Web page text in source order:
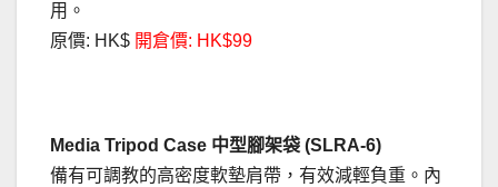
用。
原價: HK$ 開倉價: HK$99
Media Tripod Case 中型腳架袋 (SLRA-6)
備有可調教的高密度軟墊肩帶，有效減輕負重。內